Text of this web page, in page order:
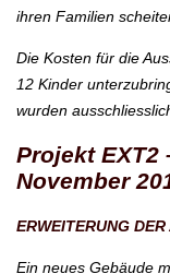
ihren Familien
Die Kosten für die
12 Kinder
wurden
Projekt EXT2
November
ERWEITERUNG
Ein neues Gebäude